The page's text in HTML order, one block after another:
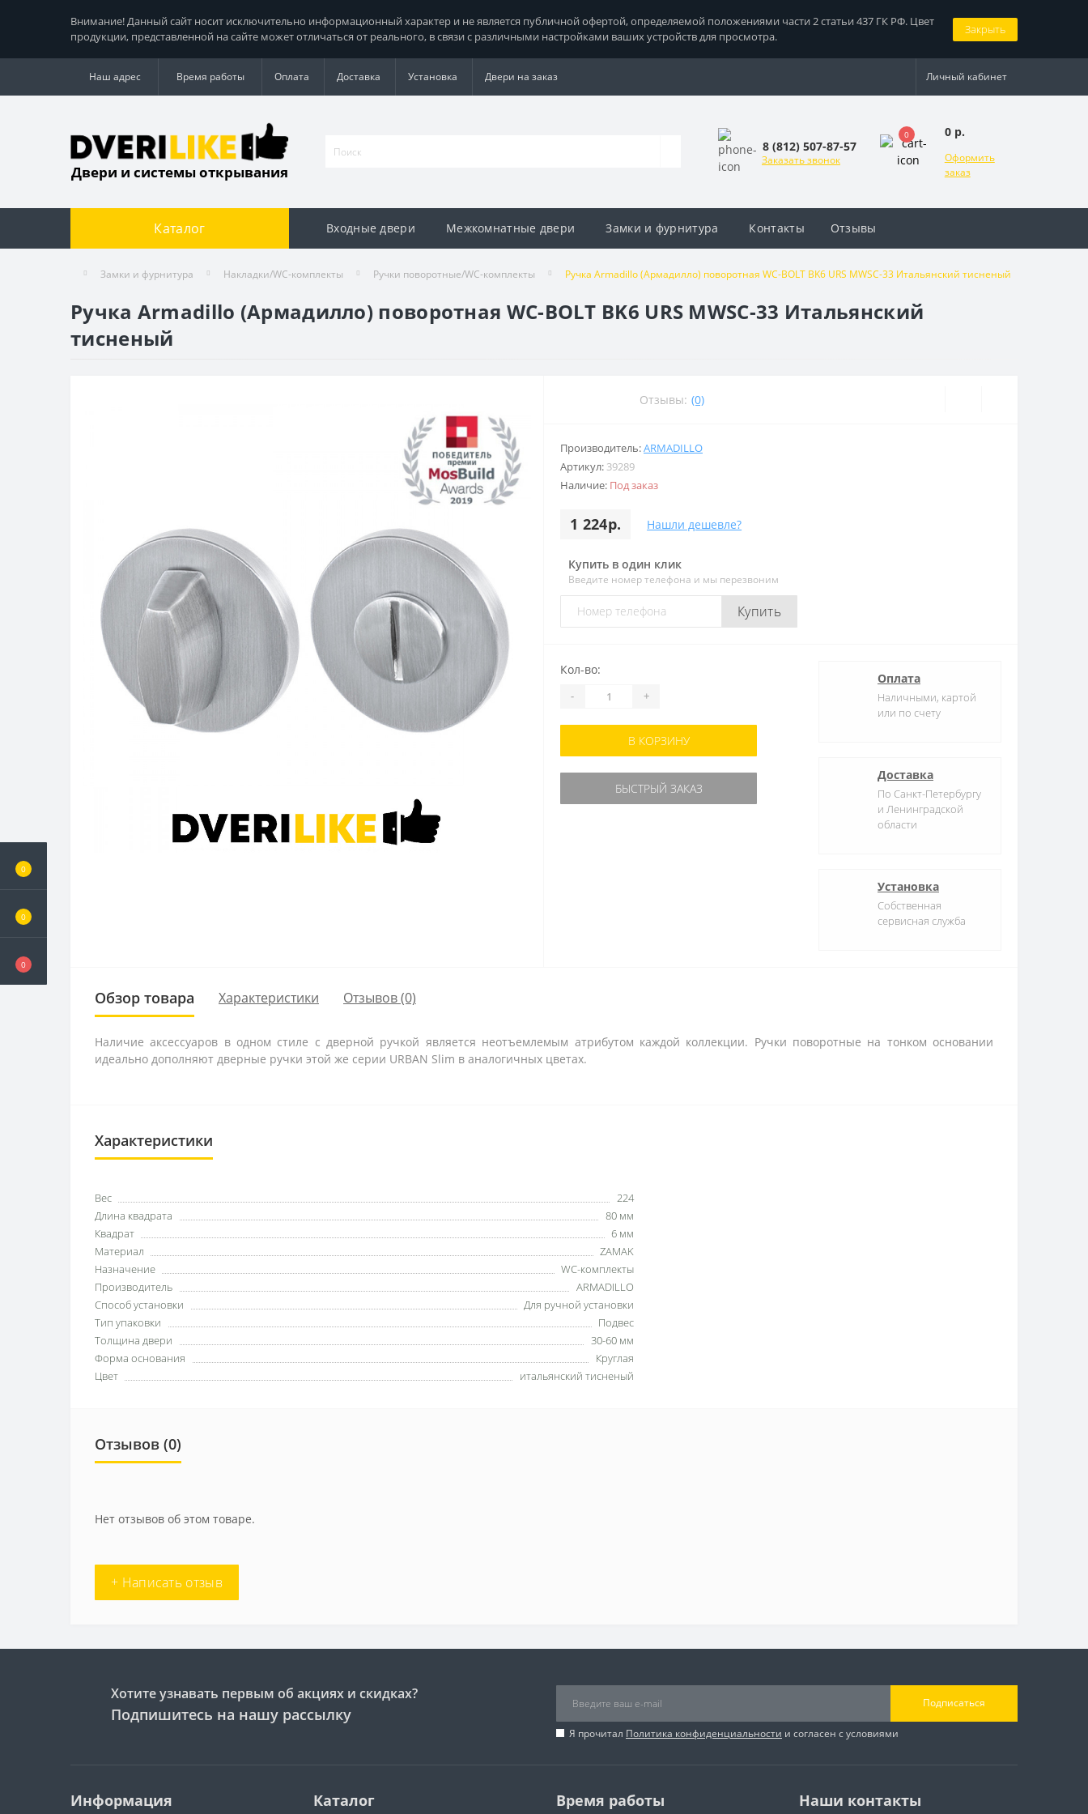
0
0
0
Внимание! Данный сайт носит исключительно информационный характер и не является публичной офертой, определяемой положениями части 2 статьи 437 ГК РФ. Цвет
продукции, представленной на сайте может отличаться от реального, в связи с различными настройками ваших устройств для просмотра.
Закрыть
Наш адрес Время работы Оплата Доставка Установка Двери на заказ Личный кабинет
Двери и системы открывания
8 (812) 507-87-57
Заказать звонок
0 0 р.
Оформить
заказ
Каталог Входные двери Межкомнатные двери Замки и фурнитура Контакты Отзывы
Замки и фурнитура Накладки/WC-комплекты Ручки поворотные/WC-комплекты Ручка Armadillo (Армадилло) поворотная WC-BOLT BK6 URS MWSC-33 Итальянский тисненый
Ручка Armadillo (Армадилло) поворотная WC-BOLT BK6 URS MWSC-33 Итальянский
тисненый
Отзывы: (0)
Производитель:ARMADILLO
Артикул: 39289
Наличие: Под заказ
1 224р. Нашли дешевле?
Купить в один клик
Введите номер телефона и мы перезвоним
Купить
Кол-во:
- +
В КОРЗИНУ
БЫСТРЫЙ ЗАКАЗ
Оплата
Наличными, картой
или по счету
Доставка
По Санкт-Петербургу
и Ленинградской
области
Установка
Собственная
сервисная служба
Обзор товара Характеристики Отзывов (0)
Наличие аксессуаров в одном стиле с дверной ручкой является неотъемлемым атрибутом каждой коллекции. Ручки поворотные на тонком основании
идеально дополняют дверные ручки этой же серии URBAN Slim в аналогичных цветах.
Характеристики
Вес
224
Длина квадрата
80 мм
Квадрат
6 мм
Материал
ZAMAK
Назначение
WC-комплекты
Производитель
ARMADILLO
Способ установки
Для ручной установки
Тип упаковки
Подвес
Толщина двери
30-60 мм
Форма основания
Круглая
Цвет
итальянский тисненый
Отзывов (0)
Нет отзывов об этом товаре.
+ Написать отзыв
Хотите узнавать первым об акциях и скидках?
Подпишитесь на нашу рассылку
Подписаться
Я прочитал Политика конфиденциальности и согласен с условиями
Информация Каталог Время работы Наши контакты